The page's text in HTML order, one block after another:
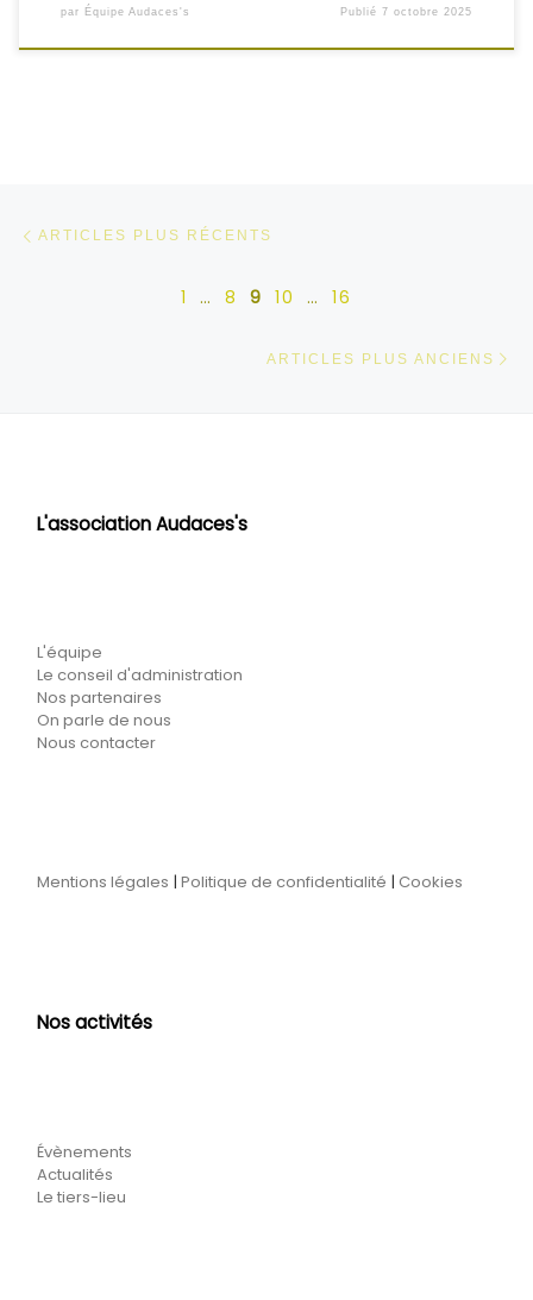
par Équipe Audaces's Publié7 octobre 2025
Navigation dans les articles
ARTICLES PLUS RÉCENTS
1 … 8 9 10 … 16
ARTICLES PLUS ANCIENS
L'association Audaces's
L'équipe
Le conseil d'administration
Nos partenaires
On parle de nous
Nous contacter
Mentions légales |Politique de confidentialité |Cookies
Nos activités
Évènements
Actualités
Le tiers-lieu